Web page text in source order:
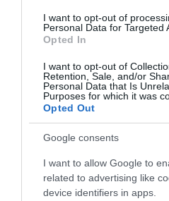
I want to opt-out of
Personal Data for Targeted
Opted In
I want to opt-out of
Retention, Sale, and/or
Personal Data that Is
Purposes for which it was
Opted Out
Google consents
I want to allow Google to
related to advertising like
device identifiers in apps.